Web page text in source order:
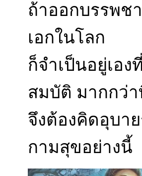
ถ้าออกบรรพช
เอกในโลก
ก็จำเป็นอยู่เอ
สมบัติ มากกว่
จึงต้องคิดอุบา
กามสุขอย่างนี้